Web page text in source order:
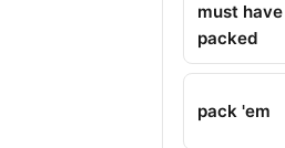
must have
packed
pack 'em